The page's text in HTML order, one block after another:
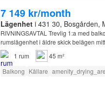
7 149 kr/month
Lägenheti 431 30, Bosgården,
RIVNINGSAVTAL Trevlig 1:a med
rumslägenhet i äldre skick belägen
1 rum
45 m²
Balkong Källare